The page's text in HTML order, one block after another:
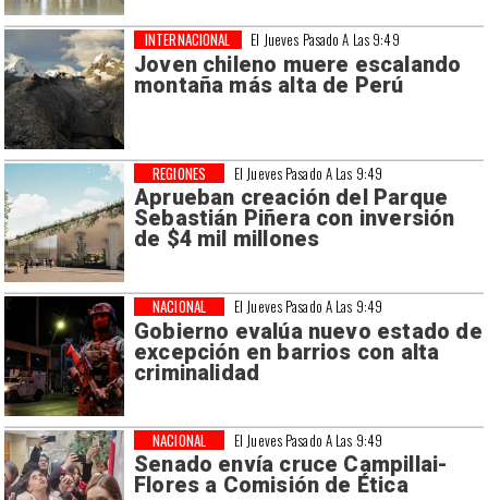
El Jueves Pasado A Las 9:49
Joven chileno muere escalando
montaña más alta de Perú
INTERNACIONAL
El Jueves Pasado A Las 9:49
Aprueban creación del Parque
Sebastián Piñera con inversión
de $4 mil millones
REGIONES
El Jueves Pasado A Las 9:49
Gobierno evalúa nuevo estado de
excepción en barrios con alta
criminalidad
NACIONAL
El Jueves Pasado A Las 9:49
Senado envía cruce Campillai-
Flores a Comisión de Ética
NACIONAL